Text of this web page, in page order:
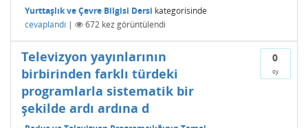
Yurttaşlık ve Çevre Bilgisi Dersi kategorisinde
cevaplandı | 672 kez görüntülendi
0
oy
Televizyon yayınlarının
birbirinden farklı türdeki
programlarla sistematik bir
şekilde ardı ardına d